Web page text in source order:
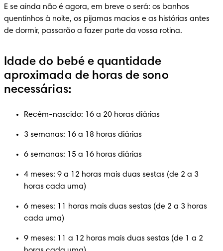
E se ainda não é agora, em breve o será: os banhos
quentinhos à noite, os pijamas macios e as histórias antes
de dormir, passarão a fazer parte da vossa rotina.
Idade do bebé e quantidade
aproximada de horas de sono
necessárias:
Recém-nascido: 16 a 20 horas diárias
3 semanas: 16 a 18 horas diárias
6 semanas: 15 a 16 horas diárias
4 meses: 9 a 12 horas mais duas sestas (de 2 a 3
horas cada uma)
6 meses: 11 horas mais duas sestas (de 2 a 3 horas
cada uma)
9 meses: 11 a 12 horas mais duas sestas (de 1 a 2